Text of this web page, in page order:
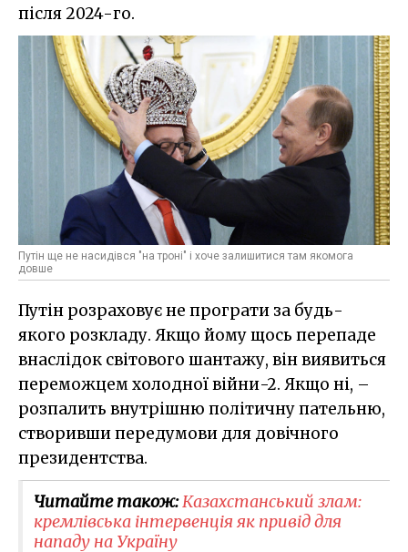
після 2024-го.
Путін ще не насидівся "на троні" і хоче залишитися там якомога
довше
Путін розраховує не програти за будь-
якого розкладу. Якщо йому щось перепаде
внаслідок світового шантажу, він виявиться
переможцем холодної війни-2. Якщо ні, –
розпалить внутрішню політичну пательню,
створивши передумови для довічного
президентства.
Читайте також:Казахстанський злам:
кремлівська інтервенція як привід для
нападу на Україну